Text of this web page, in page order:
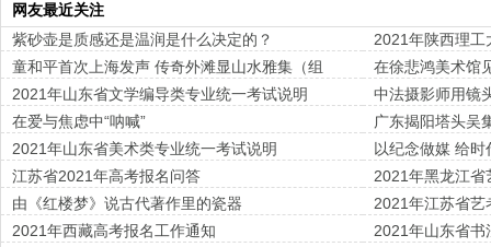
网友最近关注
紫砂壶是质感还是温润是什么决定的？
2021年陕西理工
童和平首次上海发声 传奇外滩显山水雅集（组
图）
在徐悲鸿美术馆
来（组图）
2021年山东省文学编导类专业统一考试说明
中法摄影师用镜
在爱与焦虑中“呐喊”
广东揭阳塔头吴
2021年山东省美术类专业统一考试说明
以纪念做媒 给
年纪念特展在沪
江苏省2021年高考报名问答 2021年黑龙江省
的通知
由《红楼梦》说古代著作里的瓷器
2021年江苏省艺
2021年西藏高考报名工作通知
2021年山东省书